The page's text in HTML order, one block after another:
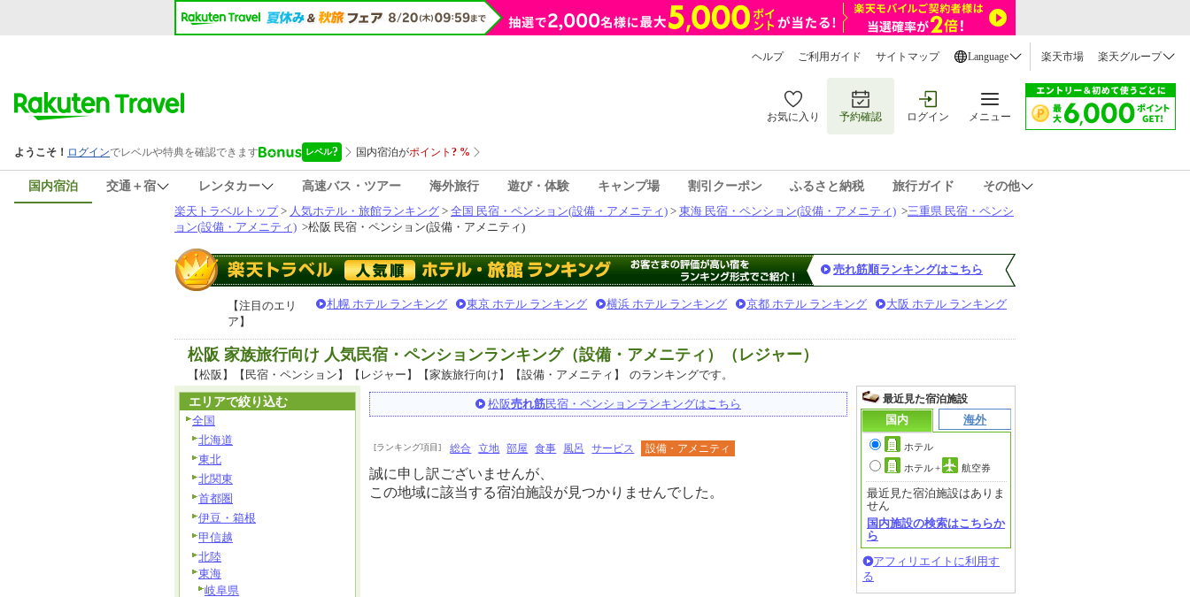
ヘルプ ご利用ガイド サイトマップ Language 楽天市場 楽天グループ
お気に入り 予約確認 ログイン メニュー
国内宿泊 交通＋宿 レンタカー 高速バス・ツアー 海外旅行 遊び・体験 キャンプ場 割引クーポン ふるさと納税 旅行ガイド
その他
楽天トラベルトップ> 人気ホテル・旅館ランキング > 全国 民宿・ペンション(設備・アメニティ) > 東海 民宿・ペンション(設備・アメニティ) >三重県 民宿・ペンシ
ョン(設備・アメニティ) >松阪 民宿・ペンション(設備・アメニティ)
売れ筋順ランキングはこちら
【注目のエリ
ア】
札幌 ホテル ランキング 東京 ホテル ランキング 横浜 ホテル ランキング 京都 ホテル ランキング 大阪 ホテル ランキング
松阪 家族旅行向け 人気民宿・ペンションランキング（設備・アメニティ）（レジャー）
【松阪】【民宿・ペンション】【レジャー】【家族旅行向け】【設備・アメニティ】 のランキングです。
松阪売れ筋民宿・ペンションランキングはこちら
[ランキング項目] 総合 立地 部屋 食事 風呂 サービス 設備・アメニティ
誠に申し訳ございませんが、
この地域に該当する宿泊施設が見つかりませんでした。
最近見た宿泊施設
国内
海外
ホテル
ホテル+ 航空券
最近見た宿泊施設はありま
せん
国内施設の検索はこちらか
ら
アフィリエイトに利用す
る
エリアで絞り込む
全国
北海道
東北
北関東
首都圏
伊豆・箱根
甲信越
北陸
東海
岐阜県